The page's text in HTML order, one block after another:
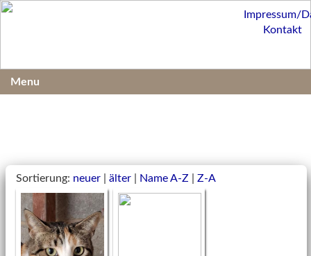
Sortierung: neuer älter Name A-Z Z-A
Impressum/
Kontakt
Menu